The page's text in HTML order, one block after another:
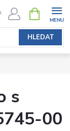
HLEDAT
NÁKUPNÍ
KOŠÍK
s
00